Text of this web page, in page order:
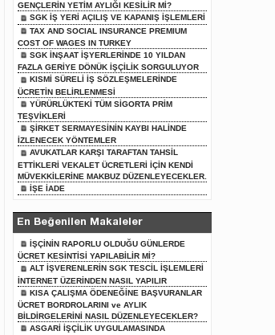
GENÇLERİN YETİM AYLIĞI KESİLİR Mİ?
SGK İŞ YERİ AÇILIŞ VE KAPANIŞ İŞLEMLERİ
TAX AND SOCIAL INSURANCE PREMIUM
COST OF WAGES IN TURKEY
SGK İNŞAAT İŞYERLERİNDE 10 YILDAN
FAZLA GERİYE DÖNÜK İŞÇİLİK SORGULUYOR
KISMİ SÜRELİ İŞ SÖZLEŞMELERİNDE
ÜCRETİN BELİRLENMESİ
YÜRÜRLÜKTEKİ TÜM SİGORTA PRİM
TEŞVİKLERİ
ŞİRKET SERMAYESİNİN KAYBI HALİNDE
İZLENECEK YÖNTEMLER
AVUKATLAR KARŞI TARAFTAN TAHSİL
ETTİKLERİ VEKALET ÜCRETLERİ İÇİN KENDİ
MÜVEKKİLERİNE MAKBUZ DÜZENLEYECEKLER.
İŞE İADE
En Beğenilen Makaleler
İŞÇİNİN RAPORLU OLDUĞU GÜNLERDE
ÜCRET KESİNTİSİ YAPILABİLİR Mİ?
ALT İŞVERENLERİN SGK TESCİL İŞLEMLERİ
İNTERNET ÜZERİNDEN NASIL YAPILIR
KISA ÇALIŞMA ÖDENEĞİNE BAŞVURANLAR
ÜCRET BORDROLARINI ve AYLIK
BİLDİRGELERİNİ NASIL DÜZENLEYECEKLER?
ASGARİ İŞÇİLİK UYGULAMASINDA